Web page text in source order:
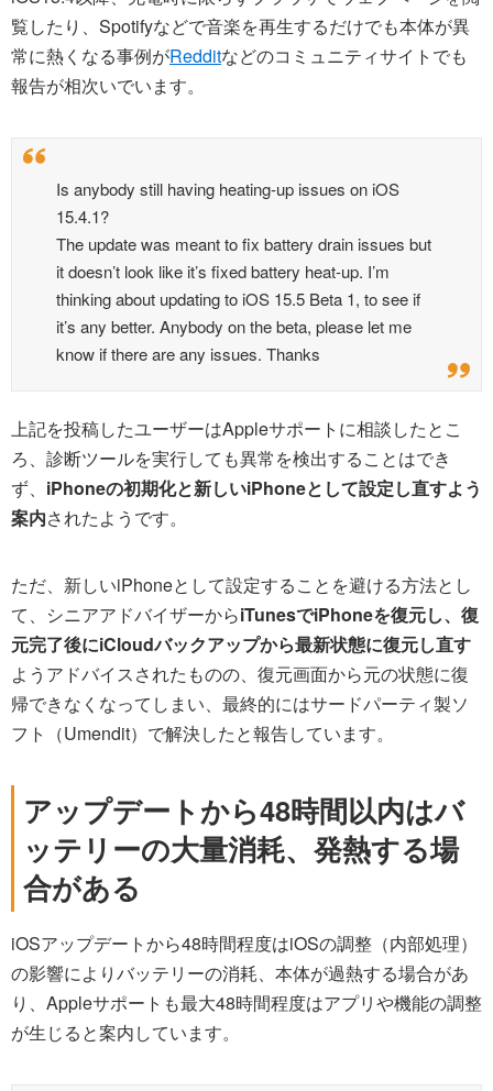
覧したり、Spotifyなどで音楽を再生するだけでも本体が異
常に熱くなる事例がRedditなどのコミュニティサイトでも
報告が相次いでいます。
Is anybody still having heating-up issues on iOS
15.4.1?
The update was meant to fix battery drain issues but
it doesn’t look like it’s fixed battery heat-up. I’m
thinking about updating to iOS 15.5 Beta 1, to see if
it’s any better. Anybody on the beta, please let me
know if there are any issues. Thanks
上記を投稿したユーザーはAppleサポートに相談したとこ
ろ、診断ツールを実行しても異常を検出することはでき
ず、 iPhoneの初期化と新しいiPhoneとして設定し直すよう
案内されたようです。
ただ、新しいiPhoneとして設定することを避ける方法とし
て、シニアアドバイザーからiTunesでiPhoneを復元し、復
元完了後にiCloudバックアップから最新状態に復元し直す
ようアドバイスされたものの、復元画面から元の状態に復
帰できなくなってしまい、最終的にはサードパーティ製ソ
フト（Umendit）で解決したと報告しています。
アップデートから48時間以内はバ
ッテリーの大量消耗、発熱する場
合がある
iOSアップデートから48時間程度はiOSの調整（内部処理）
の影響によりバッテリーの消耗、本体が過熱する場合があ
り、Appleサポートも最大48時間程度はアプリや機能の調整
が生じると案内しています。